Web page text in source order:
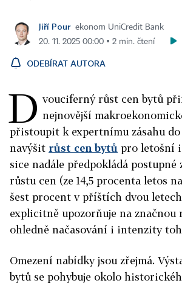
Jiří Pour ekonom UniCredit Bank
20. 11. 2025 00:00 ▪ 2 min. čtení
ODEBÍRAT AUTORA
D vouciferný růst cen bytů
nejnovější
přistoupit k expertnímu zásahu do
navýšit růst cen bytů pro letošní
sice nadále předpokládá postupné
růstu cen (ze 14,5 procenta letos
šest procent v příštích dvou
explicitně upozorňuje na značnou
ohledně načasování i intenzity
Omezení nabídky jsou zřejmá.
bytů se pohybuje okolo